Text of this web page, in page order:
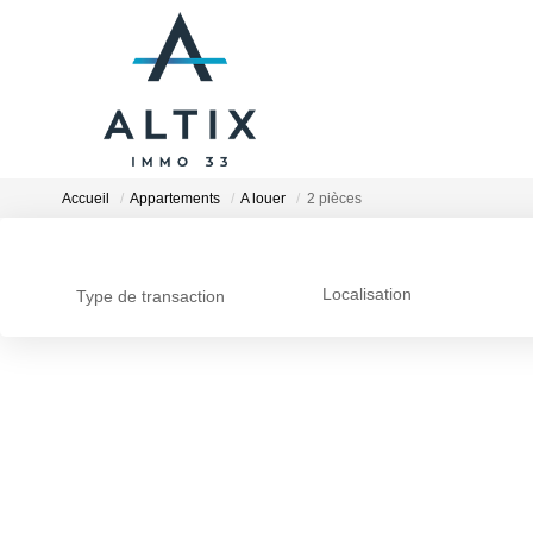
Accueil Appartements A louer 2 pièces
Type de transaction Localisation